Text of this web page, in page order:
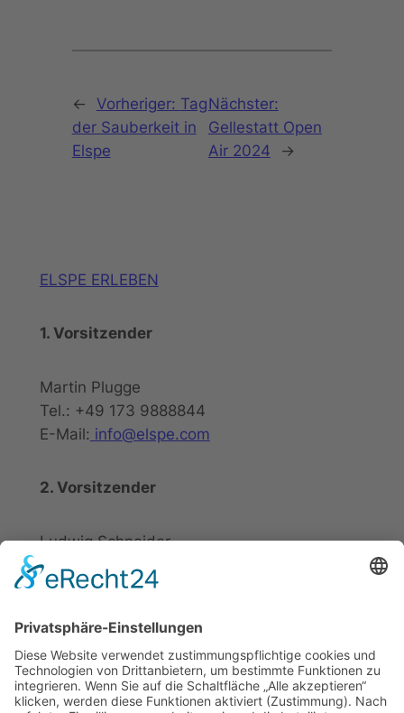
← Vorheriger: Tag
der Sauberkeit in
Elspe
Nächster:
Gellestatt Open
Air 2024
→
ELSPE ERLEBEN
1. Vorsitzender
Martin Plugge
Tel.: +49 173 9888844
E-Mail: info@elspe.com
2. Vorsitzender
Ludwig Schneider
Tel.: +49 2721 20800
E-Mail:info@elspe.com
Kontakt
Arbeitsgemeinschaft für
örtliche Belange e. V.
Datenschutzerklärung
Impressum
Kontakt